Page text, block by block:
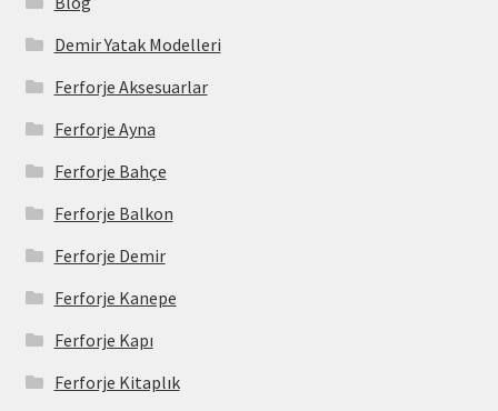
Demir Yatak Modelleri
Ferforje Aksesuarlar
Ferforje Ayna
Ferforje Bahçe
Ferforje Balkon
Ferforje Demir
Ferforje Kanepe
Ferforje Kapı
Ferforje Kitaplık